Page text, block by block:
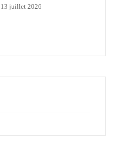
13 juillet 2026